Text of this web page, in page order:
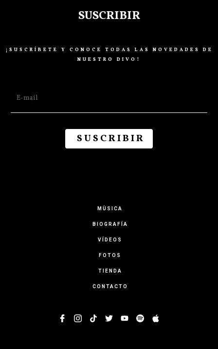
SUSCRIBIR
¡SUSCRÍBETE Y CONOCE TODAS LAS NOVEDADES DE
NUESTRO DIVO!
MÙSICA
BIOGRAFÍA
VÍDEOS
FOTOS
TIENDA
CONTACTO